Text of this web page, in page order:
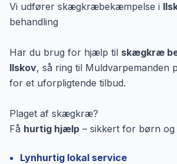
Vi udfører skægkræbekæmpelse i
behandling
Har du brug for hjælp til skægkræ
Ilskov, så ring til Muldvarpemanden
for et uforpligtende tilbud.
Plaget af skægkræ?
Få hurtig hjælp – sikkert for børn og
Lynhurtig lokal service